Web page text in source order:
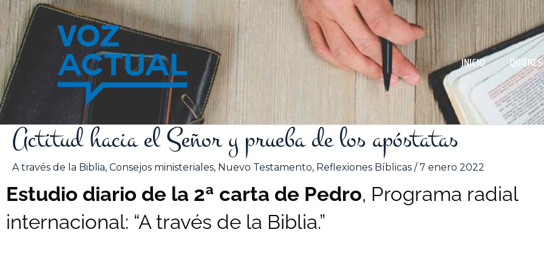
contenido
INICIO
Actitud hacia el Señor y prueba de los apóstatas
A través de la Biblia, Consejos ministeriales, Nuevo Testamento, Reflexiones Bíblicas /7 enero 2022
Estudio diario de la 2ª carta de Pedro, Programa radial
internacional: “A través de la Biblia.”